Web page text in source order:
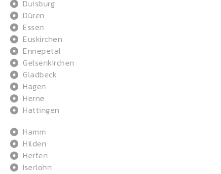
Duisburg
Düren
Essen
Euskirchen
Ennepetal
Gelsenkirchen
Gladbeck
Hagen
Herne
Hattingen
Hamm
Hilden
Herten
Iserlohn